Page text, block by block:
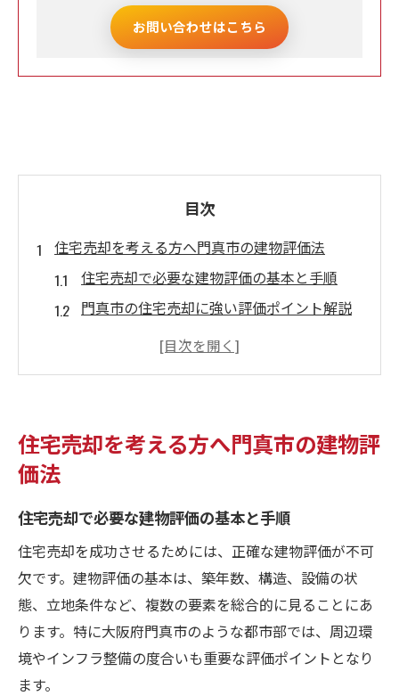
お問い合わせはこちら
目次
住宅売却を考える方へ門真市の建物評価法
住宅売却で必要な建物評価の基本と手順
門真市の住宅売却に強い評価ポイント解説
実際の住宅売却で役立つ評価基準を知る
住宅売却と固定資産税評価額の関係を理解
固定資産税評価額で売却価格が決まる理由
住宅売却で評価額を正確に把握する方法
評価額アップが住宅売却に有利な理由
大阪府門真市で注目される地価動向と住宅売却
戦略
住宅売却時に注目すべき門真市の地価傾向
住宅売却を考える方へ門真市の建物評
価法
住宅売却で必要な建物評価の基本と手順
住宅売却を成功させるためには、正確な建物評価が不可
欠です。建物評価の基本は、築年数、構造、設備の状
態、立地条件など、複数の要素を総合的に見ることにあ
ります。特に大阪府門真市のような都市部では、周辺環
境やインフラ整備の度合いも重要な評価ポイントとなり
ます。